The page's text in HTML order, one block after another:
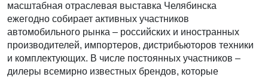
масштабная отраслевая выставка Челябинска
ежегодно собирает активных участников
автомобильного рынка – российских и иностранных
производителей, импортеров, дистрибьюторов техники
и комплектующих. В числе постоянных участников –
дилеры всемирно известных брендов, которые